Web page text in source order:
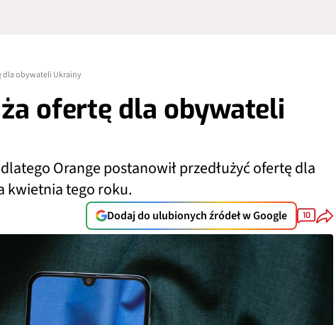
dla obywateli Ukrainy
ofertę dla obywateli
Orange postanowił przedłużyć ofertę dla
kwietnia tego roku.
Dodaj do ulubionych źródeł w Google 10